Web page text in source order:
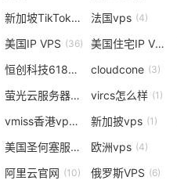
新加坡TikTok(3) 法国vps (4)
美国IP VPS (36) 美国住宅IP VPS
恒创科技618活动 (2)
cloudcone (3)
萤光云服务器
(1) vircs怎么样 (1)
vmiss香港vps 新加披vps (1)
美国圣何塞服务器 (1)
欧洲vps (4)
阿里云官网 (10) 俄罗斯VPS (6)